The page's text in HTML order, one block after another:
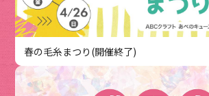
春の毛糸まつり(開催終了)